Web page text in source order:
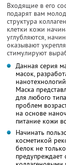
Входящие в его
подарят вам
структура
клетки кожи
углубляются,
оказывают
стимулируют
Данная серия
масок,
Маска
для любого
проблем
на основе
питание кожи
Начинать
косметикой
белок не
предупреждает